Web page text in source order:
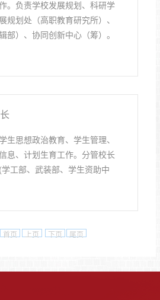
。负责学校发展规划、科研学
规划处（高职教育研究所）、
部）、协同创新中心（筹）。
生思想政治教育、学生管理、
息、计划生育工作。分管校长
工部、武装部、学生资助中
首页 上页 下页 尾页